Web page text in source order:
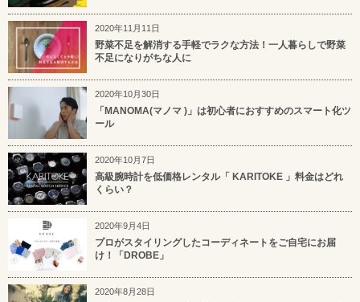
2020年11月11日
野菜不足を解消する手軽でラクな方法！一人暮らしで野菜
不足になりがちな人に
2020年10月30日
「MANOMA(マノマ )」は初心者におすすめのスマート化ツ
ール
2020年10月7日
高級腕時計を低価格レンタル「 KARITOKE 」料金はどれ
くらい？
2020年9月4日
プロがスタイリングしたコーディネートをご自宅にお届
け！「DROBE」
2020年8月28日